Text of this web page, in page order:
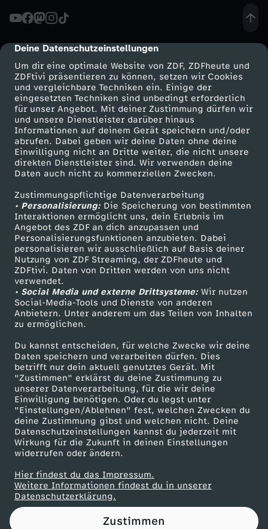
cmp-dialog-description
Deine Datenschutzeinstellungen
Um dir eine optimale Website von ZDF, ZDFheute und
ZDFtivi präsentieren zu können, setzen wir Cookies
und vergleichbare Techniken ein. Einige der
eingesetzten Techniken sind unbedingt erforderlich
für unser Angebot. Mit deiner Zustimmung dürfen wir
und unsere Dienstleister darüber hinaus
Informationen auf deinem Gerät speichern und/oder
abrufen. Dabei geben wir deine Daten ohne deine
Einwilligung nicht an Dritte weiter, die nicht unsere
direkten Dienstleister sind. Wir verwenden deine
Daten auch nicht zu kommerziellen Zwecken.
Zustimmungspflichtige Datenverarbeitung
• Personalisierung:Die Speicherung von bestimmten
Interaktionen ermöglicht uns, dein Erlebnis im
Angebot des ZDF an dich anzupassen und
Personalisierungsfunktionen anzubieten. Dabei
personalisieren wir ausschließlich auf Basis deiner
Nutzung von ZDF Streaming, der ZDFheute und
ZDFtivi. Daten von Dritten werden von uns nicht
verwendet.
• Social Media und externe Drittsysteme:Wir nutzen
Social-Media-Tools und Dienste von anderen
Anbietern. Unter anderem um das Teilen von Inhalten
zu ermöglichen.
Du kannst entscheiden, für welche Zwecke wir deine
Daten speichern und verarbeiten dürfen. Dies
betrifft nur dein aktuell genutztes Gerät. Mit
"Zustimmen" erklärst du deine Zustimmung zu
unserer Datenverarbeitung, für die wir deine
Einwilligung benötigen. Oder du legst unter
"Einstellungen/Ablehnen" fest, welchen Zwecken du
deine Zustimmung gibst und welchen nicht. Deine
Datenschutzeinstellungen kannst du jederzeit mit
Wirkung für die Zukunft in deinen Einstellungen
widerrufen oder ändern.
Hier findest du das Impressum.
Weitere Informationen findest du in unserer
Datenschutzerklärung.
Zustimmen
l
o
n
:
S
p
r
i
n
t
M
ä
n
n
e
r
,
E
Mehr ZDF
ZDF-Apps
Smart TV
ZDFtext
Livestreams
Sendungen A-Z
TV-Programm
Service
ZDFmitreden
Kontakt zum ZDF
Tickets
Zuschauerservice
Hilfe
ZDF Unternehmen
Karriere
ZDF goes Schule
Werbefernsehen
Mainzelmännchen
Partner